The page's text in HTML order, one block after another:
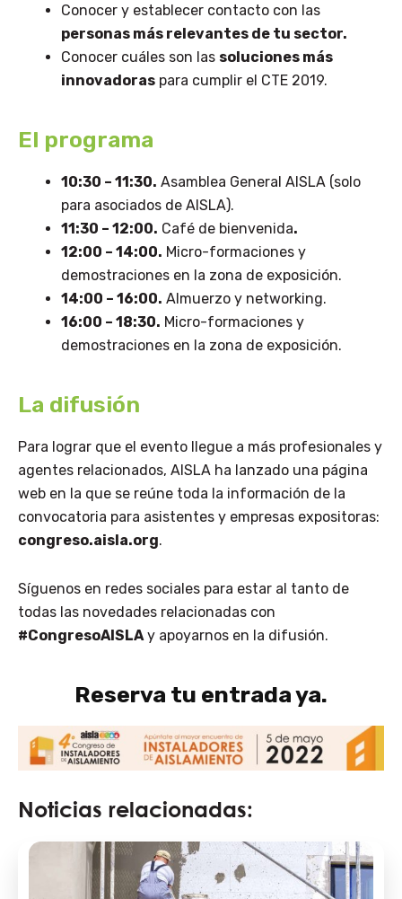
Conocer y establecer contacto con las
personas más relevantes de tu sector.
Conocer cuáles son las soluciones más
innovadoras para cumplir el CTE 2019.
El programa
10:30 – 11:30. Asamblea General AISLA (solo
para asociados de AISLA).
11:30 – 12:00. Café de bienvenida.
12:00 – 14:00. Micro-formaciones y
demostraciones en la zona de exposición.
14:00 – 16:00. Almuerzo y networking.
16:00 – 18:30. Micro-formaciones y
demostraciones en la zona de exposición.
La difusión
Para lograr que el evento llegue a más profesionales y
agentes relacionados, AISLA ha lanzado una página
web en la que se reúne toda la información de la
convocatoria para asistentes y empresas expositoras:
congreso.aisla.org.
Síguenos en redes sociales para estar al tanto de
todas las novedades relacionadas con
#CongresoAISLAy apoyarnos en la difusión.
Reserva tu entrada ya.
Noticias relacionadas: